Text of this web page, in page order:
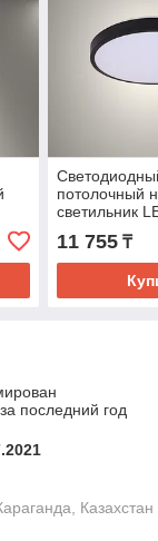
потолочный
светильник
Frame 36W
11 755₸
последний год
Казахстан